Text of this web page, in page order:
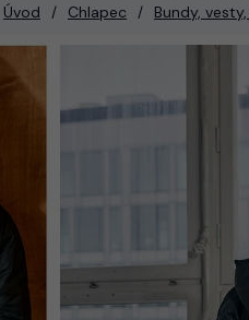
Úvod Chlapec Bundy,